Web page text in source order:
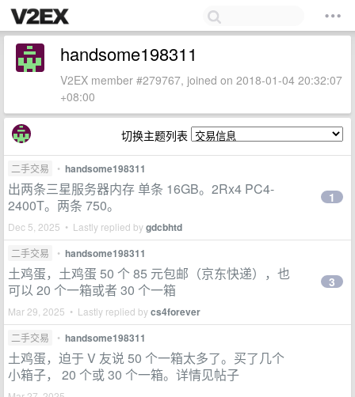
handsome198311
V2EX member #279767, joined on 2018-01-04 20:32:07
+08:00
切换主题列表
二手交易 • handsome198311
出两条三星服务器内存 单条 16GB。2Rx4 PC4-
2400T。两条 750。
Dec 5, 2025 • Lastly replied bygdcbhtd
1
二手交易 • handsome198311
土鸡蛋，土鸡蛋 50 个 85 元包邮（京东快递），也
可以 20 个一箱或者 30 个一箱
Mar 29, 2025 • Lastly replied bycs4forever
3
二手交易 • handsome198311
土鸡蛋，迫于 V 友说 50 个一箱太多了。买了几个
小箱子， 20 个或 30 个一箱。详情见帖子